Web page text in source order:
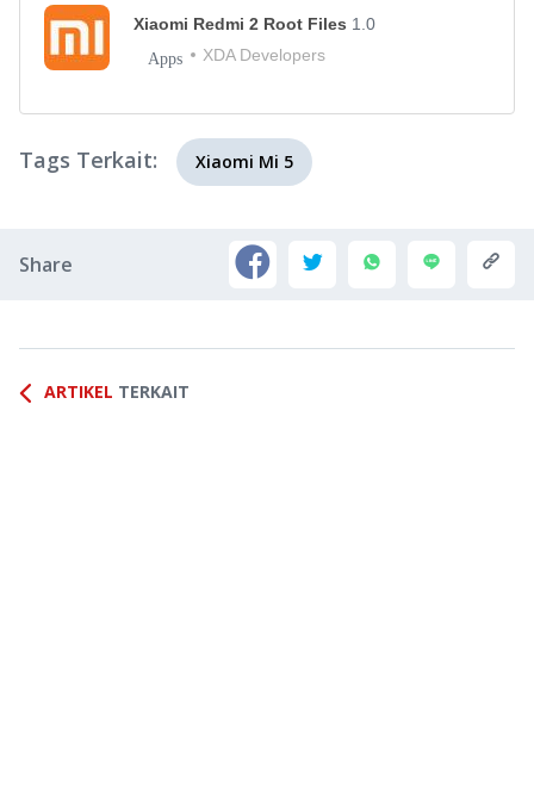
Xiaomi Redmi 2 Root Files 1.0
Apps XDA Developers
Tags Terkait: Xiaomi Mi 5
Share
ARTIKEL TERKAIT